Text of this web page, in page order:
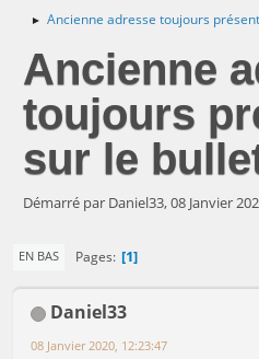
► Ancienne adresse toujours
Ancienne
toujours
sur le
Démarré par Daniel33, 08 Janvier
EN BAS Pages 1
Daniel33
08 Janvier 2020, 12:23:47